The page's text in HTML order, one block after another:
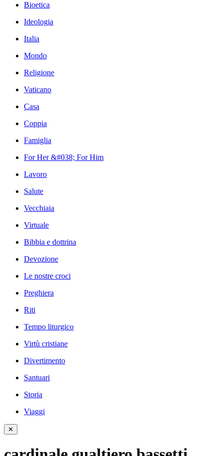
Bioetica
Ideologia
Italia
Mondo
Religione
Vaticano
Casa
Coppia
Famiglia
For Her &#038; For Him
Lavoro
Salute
Vecchiaia
Virtuale
Bibbia e dottrina
Devozione
Le nostre croci
Preghiera
Riti
Tempo liturgico
Virtù cristiane
Divertimento
Santuari
Storia
Viaggi
✕